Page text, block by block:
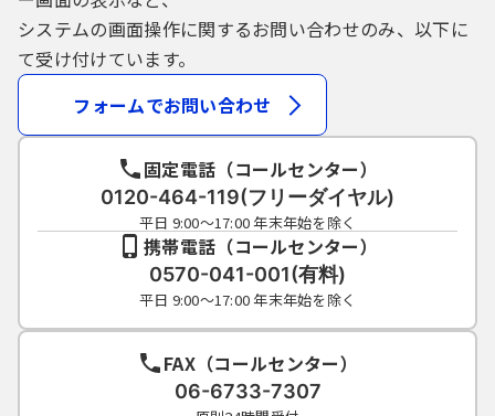
システムの画面操作に関するお問い合わせのみ、以下に
て受け付けています。
フォームでお問い合わせ
固定電話（コールセンター）
0120-464-119(フリーダイヤル)
平日 9:00～17:00 年末年始を除く
携帯電話（コールセンター）
0570-041-001(有料)
平日 9:00～17:00 年末年始を除く
FAX（コールセンター）
06-6733-7307